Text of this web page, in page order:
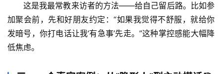
万
物
这是我最常教来访者的方法——给自己留后路。比如参
加聚会前，先和好朋友约定：“如果我觉得不舒服，就给你
发暗号，你打电话让我‘有急事’先走。”这种掌控感能大幅降
低焦虑。